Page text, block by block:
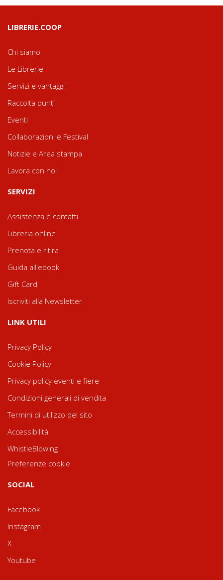
LIBRERIE.COOP
Chi siamo
Le Librerie
Servizi e vantaggi
Raccolta punti
Eventi
Collaborazioni e Festival
Notizie e Area stampa
Lavora con noi
SERVIZI
Assistenza e contatti
Libreria online
Prenota e ritira
Guida all'ebook
Gift Card
Iscriviti alla Newsletter
LINK UTILI
Privacy Policy
Cookie Policy
Privacy policy eventi e fiere
Condizioni generali di vendita
Termini di utilizzo del sito
Accessibilità
WhistleBlowing
Preferenze cookie
SOCIAL
Facebook
Instagram
X
Youtube